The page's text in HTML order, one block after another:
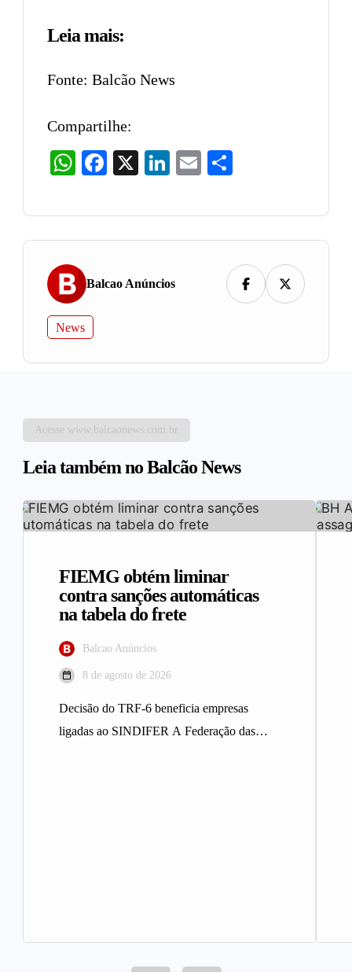
Leia mais:
Fonte: Balcão News
Compartilhe:
WhatsAppFacebook LinkedIn
Email
Balcao Anúncios
News
Acesse www.balcaonews.com.br
Leia também no Balcão News
FIEMG obtém liminar
contra sanções automáticas
na tabela do frete
Balcao Anúncios
8 de agosto de 2026
Decisão do TRF-6 beneficia empresas
ligadas ao SINDIFER A Federação das